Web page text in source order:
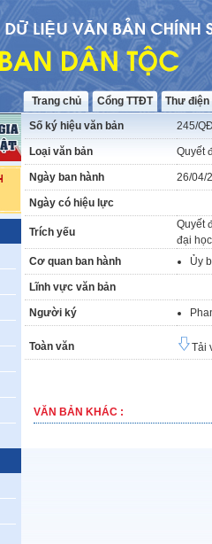
Trang chủ Cổng TTĐT Thư
Số ký hiệu văn bản 245/
Loại văn bản Quyết
Ngày ban hành 26/04/
Ngày có hiệu lực
Trích yếu
Quyết
đại
Cơ quan ban hành
Ủy
Lĩnh vực văn bản
Người ký
Toàn văn Tải
VĂN BẢN KHÁC :